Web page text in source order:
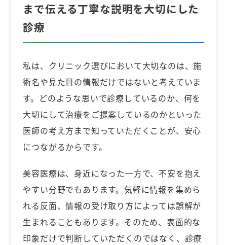
まで伝える丁寧な説明を大切にした
診療
私は、クリニック選びにおいて大切なのは、施
術名や見た目の情報だけではないと考えていま
す。どのような思いで診療しているのか、何を
大切にして治療をご提案しているのかといった
医師の考え方まで知っていただくことが、安心
につながるからです。
美容医療は、身近になった一方で、不安を抱え
やすい分野でもあります。気軽に情報を集めら
れる反面、情報の受け取り方によっては誤解が
生まれることもあります。そのため、表面的な
印象だけで判断していただくのではなく、診療